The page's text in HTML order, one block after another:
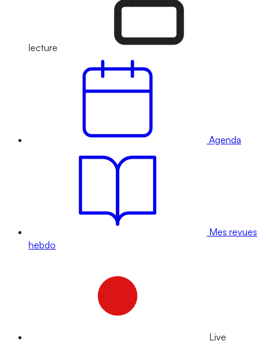
lecture
Agenda
Mes revues
hebdo
Live